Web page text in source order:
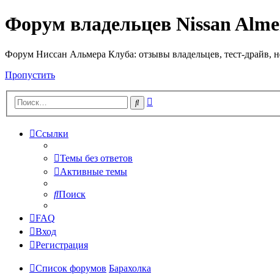
Форум владельцев Nissan
Форум Ниссан Альмера Клуба: отзывы владельцев, тест-драйв,
Пропустить
Поиск
Ссылки
Темы без ответов
Активные темы
Поиск
FAQ
Вход
Регистрация
Список форумов Барахолка